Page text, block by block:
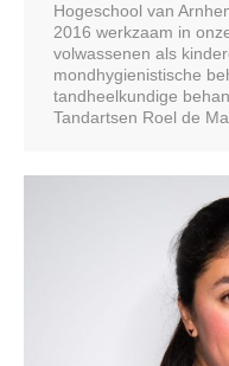
Hogeschool van
2016 werkzaam in
volwassenen als
mondhygienistische
tandheelkundige
Tandartsen Roel de